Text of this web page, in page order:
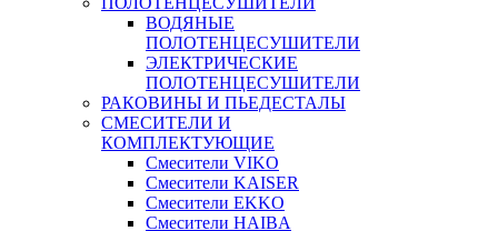
ВОДЯНЫЕ
ПОЛОТЕНЦЕСУШИТЕЛИ
ЭЛЕКТРИЧЕСКИЕ
ПОЛОТЕНЦЕСУШИТЕЛИ
РАКОВИНЫ И ПЬЕДЕСТАЛЫ
СМЕСИТЕЛИ И
КОМПЛЕКТУЮЩИЕ
Смесители VIKO
Смесители KAISER
Смесители EKKO
Смесители HAIBA